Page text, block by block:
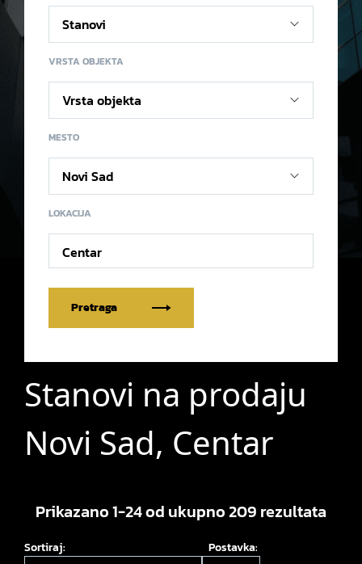
VRSTA OBJEKTA
MESTO
LOKACIJA
Centar
Pretraga
Stanovi na prodaju
Novi Sad, Centar
Prikazano 1-24 od ukupno 209 rezultata
Postavka:
Sortiraj: